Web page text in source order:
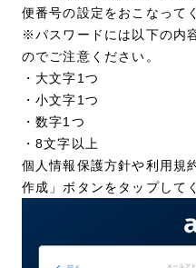
便番号の設定をおこなって
※パスワードには以下の内
のでご注意ください。
・大文字1つ
・小文字1つ
・数字1つ
・8文字以上
個人情報保護方針や利用規
作成」ボタンをタップして